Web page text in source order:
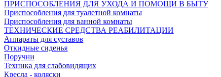
ПРИСПОСОБЛЕНИЯ ДЛЯ УХОДА И ПОМОЩИ В БЫТУ
Приспособления для туалетной комнаты
Приспособления для ванной комнаты
ТЕХНИЧЕСКИЕ СРЕДСТВА РЕАБИЛИТАЦИИ
Аппараты для суставов
Откидные сиденья
Поручни
Техника для слабовидящих
Кресла - коляски